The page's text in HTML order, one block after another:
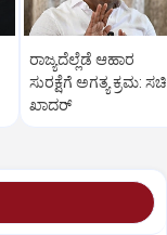
ರಾಜ್ಯದೆಲ್ಲೆಡೆ ಆಹಾರ
ಸುರಕ್ಷೆಗೆ ಅಗತ್ಯ ಕ್ರಮ:
ಖಾದರ್